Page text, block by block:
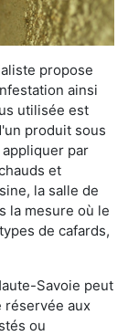
propose
ainsi
utilisée est
produit sous
par
et
la salle de
la mesure où le
de cafards,
Savoie peut
réservée aux
ou